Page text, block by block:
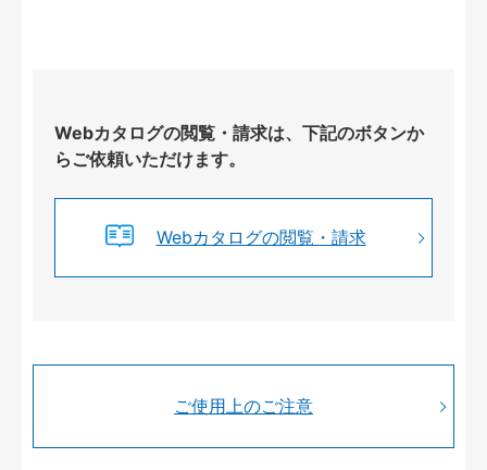
Webカタログの閲覧・請求は、下記のボタンか
らご依頼いただけます。
Webカタログの閲覧・請求
ご使用上のご注意